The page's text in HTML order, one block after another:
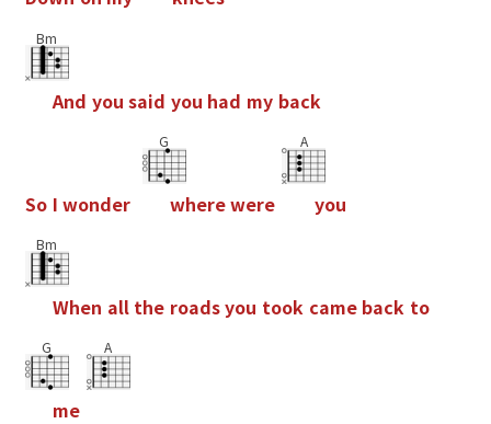
Bm
And you said you had my back
So I wonder
G
wherewere
A
you
Bm
When all the roadsyou took came back to
G
me
A